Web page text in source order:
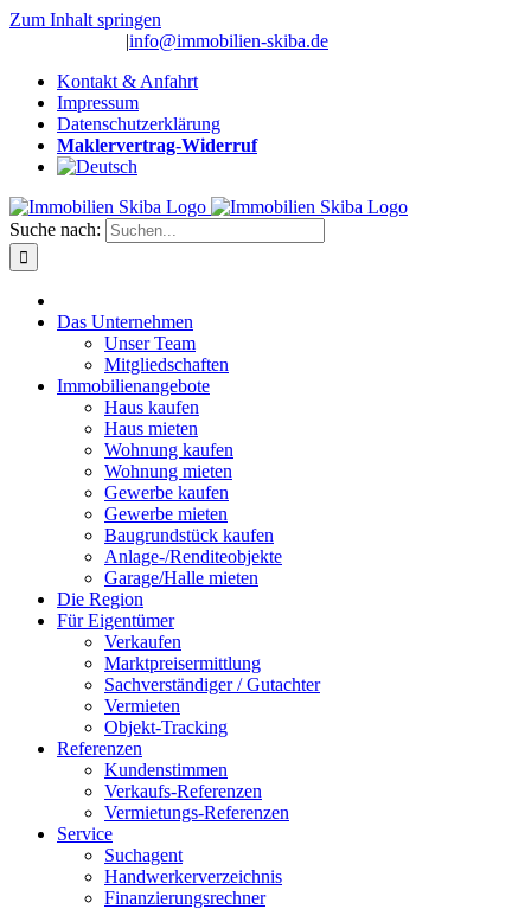
Zum Inhalt springen
|info@immobilien-skiba.de
Kontakt & Anfahrt
Impressum
Datenschutzerklärung
Maklervertrag-Widerruf
Suche nach:
Das Unternehmen
Unser Team
Mitgliedschaften
Immobilienangebote
Haus kaufen
Haus mieten
Wohnung kaufen
Wohnung mieten
Gewerbe kaufen
Gewerbe mieten
Baugrundstück kaufen
Anlage-/Renditeobjekte
Garage/Halle mieten
Die Region
Für Eigentümer
Verkaufen
Marktpreisermittlung
Sachverständiger / Gutachter
Vermieten
Objekt-Tracking
Referenzen
Kundenstimmen
Verkaufs-Referenzen
Vermietungs-Referenzen
Service
Suchagent
Handwerkerverzeichnis
Finanzierungsrechner